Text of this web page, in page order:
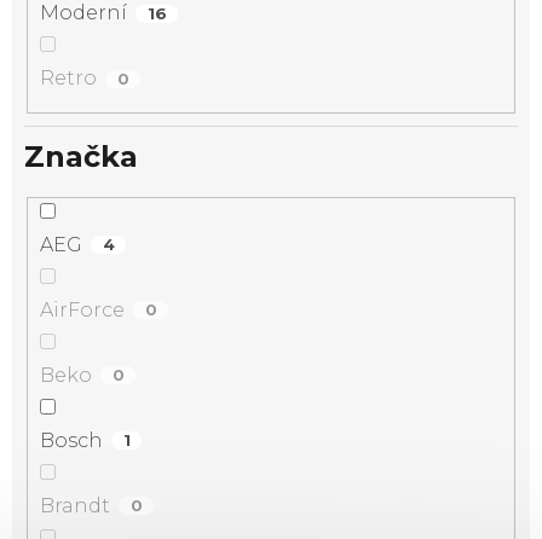
Moderní 16
Retro 0
Značka
AEG 4
AirForce 0
Beko 0
Bosch 1
Brandt 0